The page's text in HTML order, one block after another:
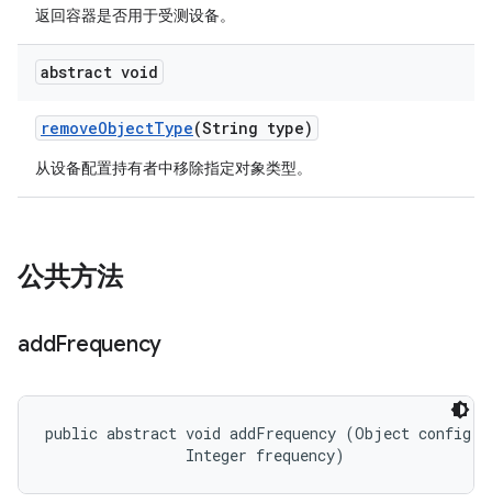
返回容器是否用于受测设备。
abstract void
removeObjectType(String type)
从设备配置持有者中移除指定对象类型。
公共方法
addFrequency
public abstract void addFrequency (Object config,
                Integer frequency)